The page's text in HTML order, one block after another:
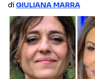
RAIPLAY
Categorie
NOTIZIE
di GIULIANA MARRA